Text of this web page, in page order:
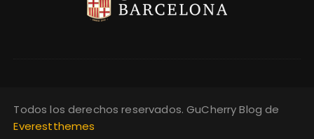
Todos los derechos reservados. GuCherry Blog de
Everestthemes